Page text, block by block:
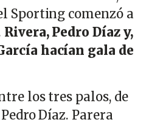
Sporting comenzó a
Rivera, Pedro Díaz y,
hacían gala de
los tres palos, de
Díaz. Parera